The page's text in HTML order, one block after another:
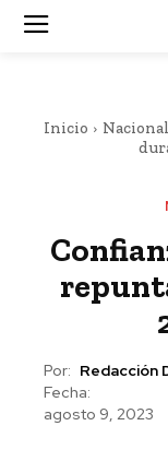
Inicio Nacional
Por: Redacción
Fecha:
agosto 9, 2023